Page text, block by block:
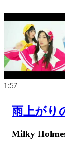
1:57
雨上がり
Milky